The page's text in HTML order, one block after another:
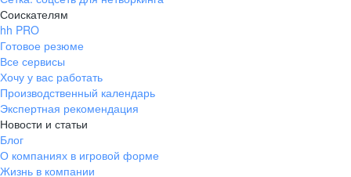
Соискателям
hh PRO
Готовое резюме
Все сервисы
Хочу у вас работать
Производственный календарь
Экспертная рекомендация
Новости и статьи
Блог
О компаниях в игровой форме
Жизнь в компании